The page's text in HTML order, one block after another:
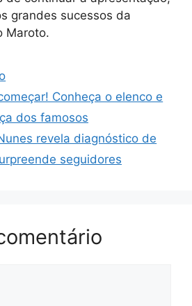
grandes sucessos da
Maroto.
Conheça o elenco e
dos famosos
revela diagnóstico de
seguidores